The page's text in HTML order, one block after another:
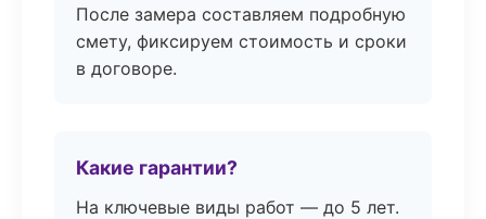
После замера составляем подробную
смету, фиксируем стоимость и сроки
в договоре.
Какие гарантии?
На ключевые виды работ — до 5 лет.